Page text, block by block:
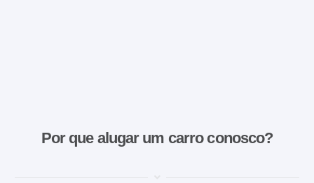
Por que alugar um carro conosco?